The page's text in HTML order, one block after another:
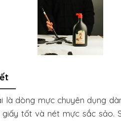
là dòng mực chuyên dụng
tốt và nét mực sắc sảo.